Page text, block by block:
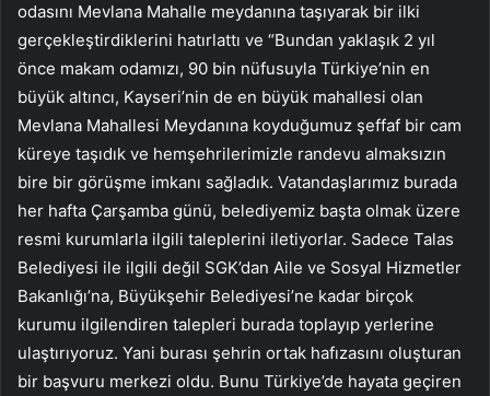
odasını Mevlana Mahalle meydanına taşıyarak bir ilki
gerçekleştirdiklerini hatırlattı ve “Bundan yaklaşık 2 yıl
önce makam odamızı, 90 bin nüfusuyla Türkiye’nin en
büyük altıncı, Kayseri’nin de en büyük mahallesi olan
Mevlana Mahallesi Meydanına koyduğumuz şeffaf bir cam
küreye taşıdık ve hemşehrilerimizle randevu almaksızın
bire bir görüşme imkanı sağladık. Vatandaşlarımız burada
her hafta Çarşamba günü, belediyemiz başta olmak üzere
resmi kurumlarla ilgili taleplerini iletiyorlar. Sadece Talas
Belediyesi ile ilgili değil SGK’dan Aile ve Sosyal Hizmetler
Bakanlığı’na, Büyükşehir Belediyesi’ne kadar birçok
kurumu ilgilendiren talepleri burada toplayıp yerlerine
ulaştırıyoruz. Yani burası şehrin ortak hafızasını oluşturan
bir başvuru merkezi oldu. Bunu Türkiye’de hayata geçiren